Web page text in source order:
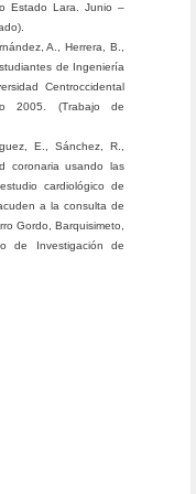
Estado Lara. Junio –
A., Herrera, B.,
de Ingeniería
Centroccidental
2005. (Trabajo de
E., Sánchez, R.,
coronaria usando las
cardiológico de
a la consulta de
Gordo, Barquisimeto,
de Investigación de